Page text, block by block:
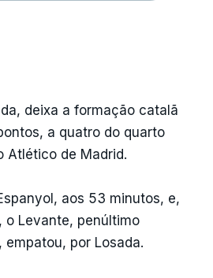
deixa a formação catalã
a quatro do quarto
Atlético de Madrid.
aos 53 minutos, e,
o Levante, penúltimo
por Losada.